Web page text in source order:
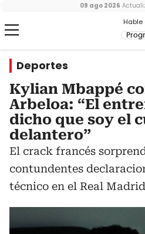
Hable
09 ago 2026
Deportes
Kylian Mbappé
Arbeloa: “El
dicho que soy el
delantero”
El crack francés
contundentes
técnico en el Real